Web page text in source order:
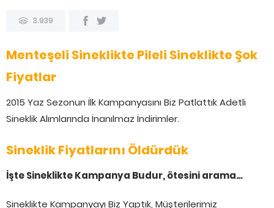
3.939
Menteşeli Sineklikte Pileli Sineklikte Şok
Fiyatlar
2015 Yaz Sezonun İlk Kampanyasını Biz Patlattık Adetli
Sineklik Alımlarında İnanılmaz İndirimler.
Sineklik Fiyatlarını Öldürdük
İşte Sineklikte Kampanya Budur, ötesini arama…
Sineklikte Kampanyayı Biz Yaptık, Müşterilerimiz